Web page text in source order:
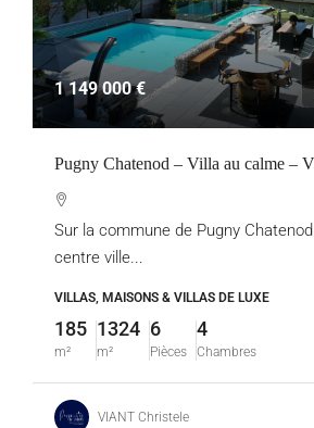
1 149 000 €
Pugny Chatenod – Villa au calme –
Sur la commune de Pugny
centre ville...
VILLAS, MAISONS & VILLAS DE LUXE
185
m²
1324
m²
6
Pièces
4
Chambres
VIANT Christele